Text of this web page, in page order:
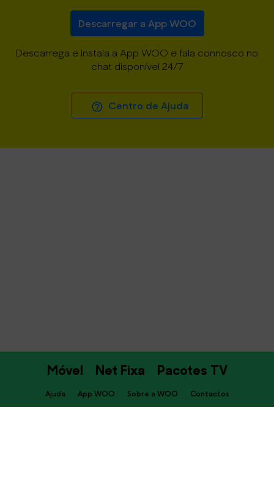
Descarregar a App WOO
Descarrega e instala a App WOO e fala connosco no
chat disponível 24/7
Centro de Ajuda
Móvel Net Fixa Pacotes TV
Ajuda App WOO Sobre a WOO
Contactos